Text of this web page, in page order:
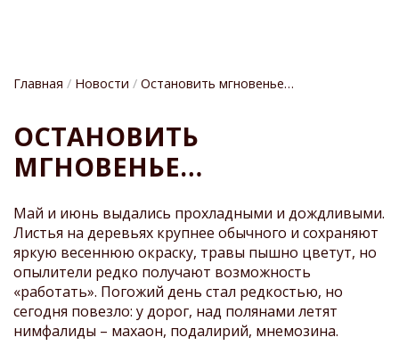
СТРОКА
НАВИГАЦИИ
Главная Новости Остановить мгновенье…
ОСТАНОВИТЬ
МГНОВЕНЬЕ…
Май и июнь выдались прохладными и дождливыми.
Листья на деревьях крупнее обычного и сохраняют
яркую весеннюю окраску, травы пышно цветут, но
опылители редко получают возможность
«работать». Погожий день стал редкостью, но
сегодня повезло: у дорог, над полянами летят
нимфалиды – махаон, подалирий, мнемозина.